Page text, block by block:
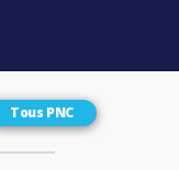
Tous PNC